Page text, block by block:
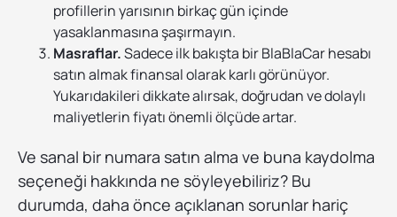
profillerin yarısının birkaç gün içinde
yasaklanmasına şaşırmayın.
Masraflar.Sadece ilk bakışta bir BlaBlaCar hesabı
satın almak finansal olarak karlı görünüyor.
Yukarıdakileri dikkate alırsak, doğrudan ve dolaylı
maliyetlerin fiyatı önemli ölçüde artar.
Ve sanal bir numara satın alma ve buna kaydolma
seçeneği hakkında ne söyleyebiliriz? Bu
durumda, daha önce açıklanan sorunlar hariç